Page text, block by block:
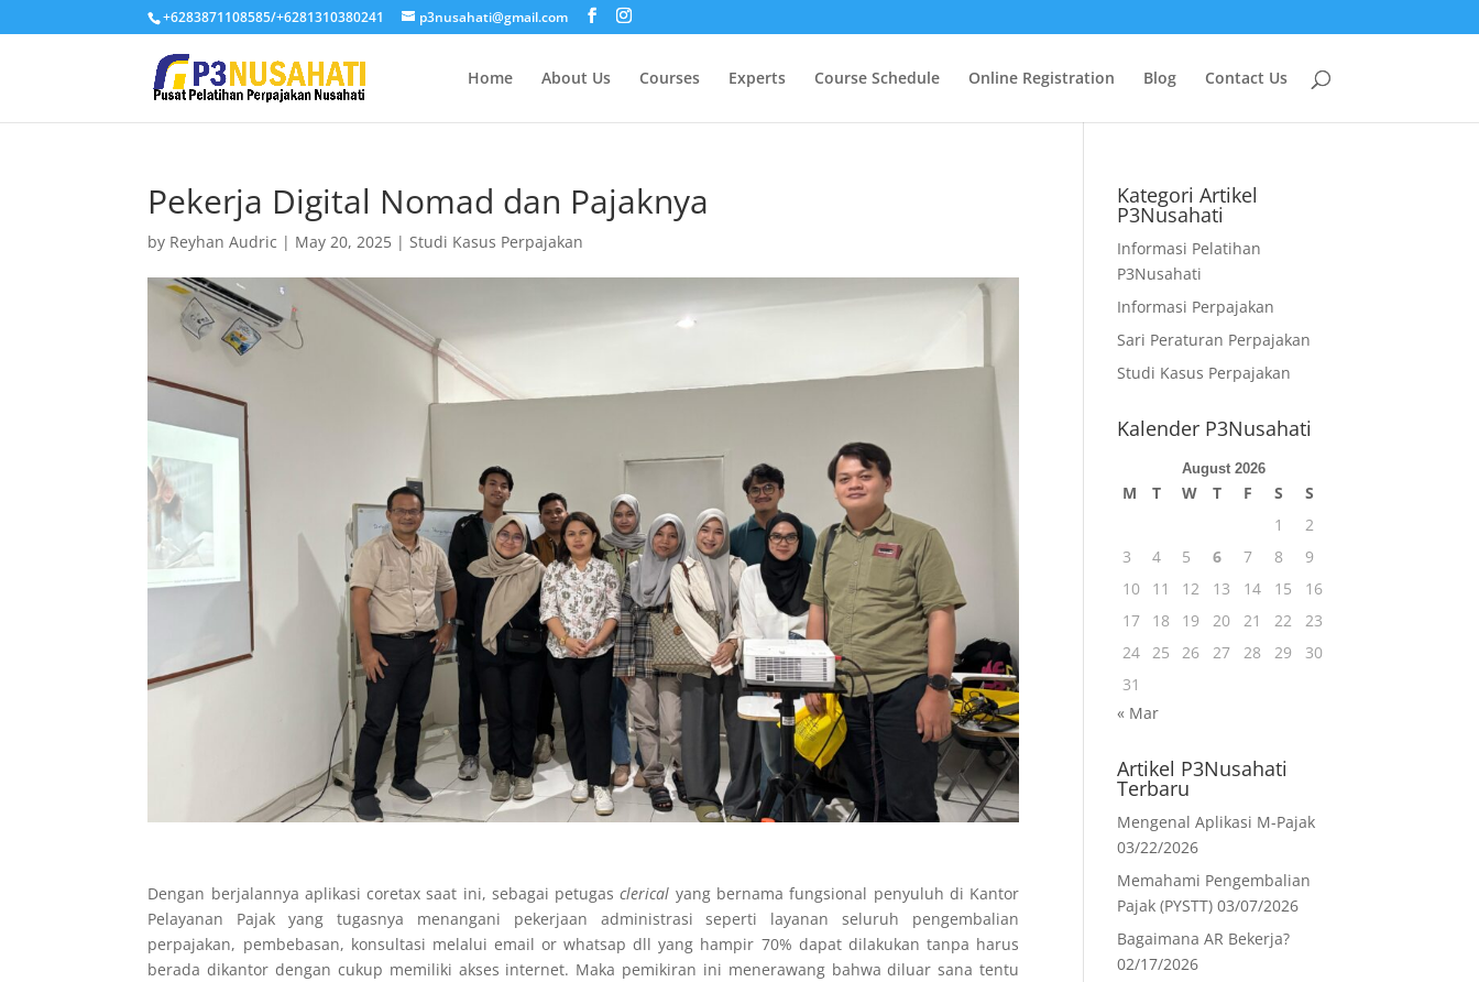
+6283871108585/+6281310380241 p3nusahati@gmail.com
Home About Us Courses Experts Course Schedule Online Registration Blog Contact Us
Pekerja Digital Nomad dan Pajaknya
by Reyhan Audric | May 20, 2025 |Studi Kasus Perpajakan
Dengan berjalannya aplikasi coretax saat ini, sebagai petugas clerical yang bernama fungsional penyuluh di Kantor
Pelayanan Pajak yang tugasnya menangani pekerjaan administrasi seperti layanan seluruh pengembalian
perpajakan, pembebasan, konsultasi melalui email or whatsap dll yang hampir 70% dapat dilakukan tanpa harus
berada dikantor dengan cukup memiliki akses internet. Maka pemikiran ini menerawang bahwa diluar sana tentu
Kategori Artikel
P3Nusahati
Informasi Pelatihan
P3Nusahati
Informasi Perpajakan
Sari Peraturan Perpajakan
Studi Kasus Perpajakan
Kalender P3Nusahati
August 2026
M T W T F S
S
1
2
3
4 5 6 7 8
9
10
11 12 13 14 15
16
17
18 19 20 21 22
23
24 25 26 27 28 29
30
31
« Mar
Artikel P3Nusahati
Terbaru
Mengenal Aplikasi M-Pajak
03/22/2026
Memahami Pengembalian
Pajak (PYSTT) 03/07/2026
Bagaimana AR Bekerja?
02/17/2026